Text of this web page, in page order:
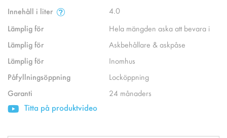
Innehåll i liter
4.0
Lämplig för
Hela mängden aska att bevara i
Lämplig för
Askbehållare & askpåse
Lämplig för
Inomhus
Påfyllningsöppning
Locköppning
Garanti
24 månaders
Titta på produktvideo